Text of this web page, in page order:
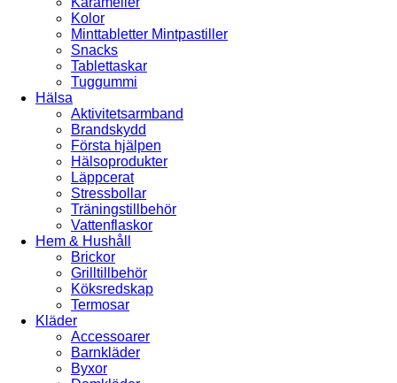
Kolor
Minttabletter Mintpastiller
Snacks
Tablettaskar
Tuggummi
Hälsa
Aktivitetsarmband
Brandskydd
Första hjälpen
Hälsoprodukter
Läppcerat
Stressbollar
Träningstillbehör
Vattenflaskor
Hem & Hushåll
Brickor
Grilltillbehör
Köksredskap
Termosar
Kläder
Accessoarer
Barnkläder
Byxor